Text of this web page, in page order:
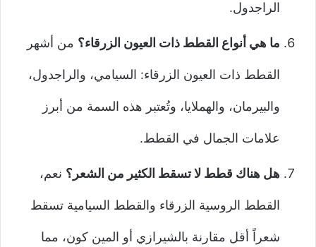
الراجدول.
ما هي أنواع القطط ذات العيون الزرقاء؟ من أشهر
القطط ذات العيون الزرقاء: السيامي، والراجدول،
والبيرمان، والهملايا، وتُعتبر هذه السمة من أبرز
علامات الجمال في القطط.
هل هناك قطط لا تسقط الكثير من الشعر؟ نعم،
القطط الروسية الزرقاء والقطط السيامية تسقط
شعراً أقل مقارنة بالشيرازي أو المين كون، مما